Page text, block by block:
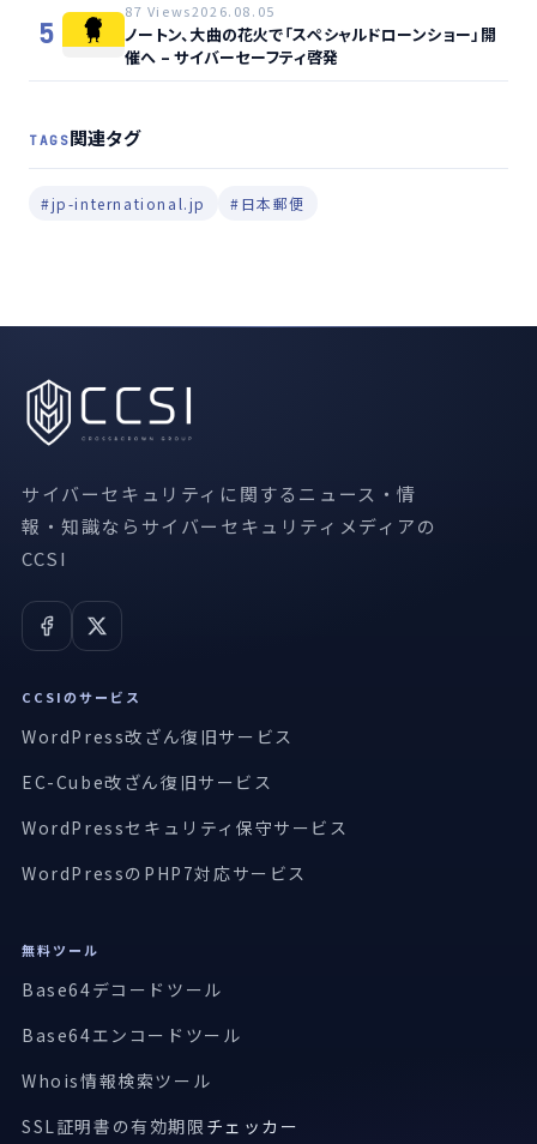
5
87 Views2026.08.05
ノートン、大曲の花火で「スペシャルドローンショー」開
催へ – サイバーセーフティ啓発
TAGS関連タグ
#jp-international.jp #日本郵便
サイバーセキュリティに関するニュース・情
報・知識ならサイバーセキュリティメディアの
CCSI
CCSIのサービス
WordPress改ざん復旧サービス
EC-Cube改ざん復旧サービス
WordPressセキュリティ保守サービス
WordPressのPHP7対応サービス
無料ツール
Base64デコードツール
Base64エンコードツール
Whois情報検索ツール
SSL証明書の有効期限 チェッカー